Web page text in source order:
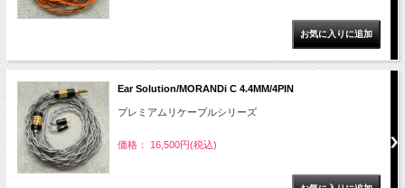
Ear Solution/MORANDi C 4.4MM/4PIN
プレミアムリケーブルシリーズ
価格： 16,500円(税込)